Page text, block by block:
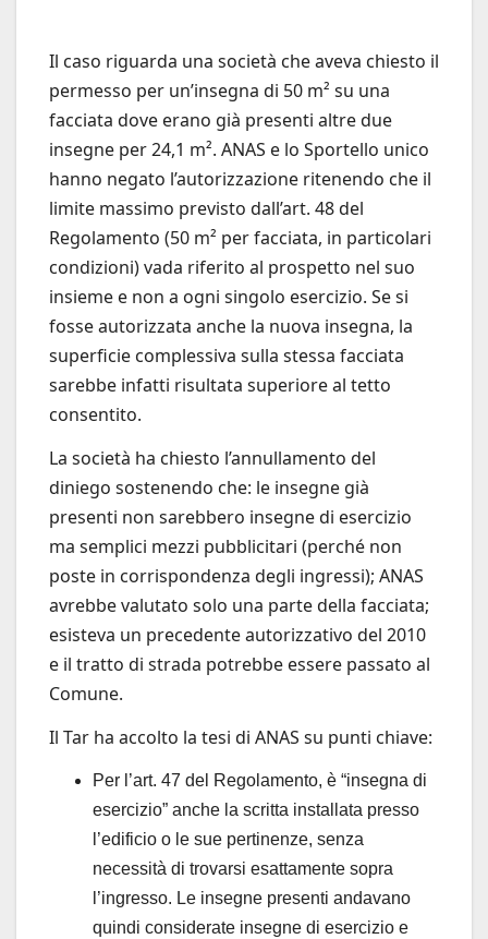
Il caso riguarda una società che aveva chiesto il
permesso per un’insegna di 50 m² su una
facciata dove erano già presenti altre due
insegne per 24,1 m². ANAS e lo Sportello unico
hanno negato l’autorizzazione ritenendo che il
limite massimo previsto dall’art. 48 del
Regolamento (50 m² per facciata, in particolari
condizioni) vada riferito al prospetto nel suo
insieme e non a ogni singolo esercizio. Se si
fosse autorizzata anche la nuova insegna, la
superficie complessiva sulla stessa facciata
sarebbe infatti risultata superiore al tetto
consentito.
La società ha chiesto l’annullamento del
diniego sostenendo che: le insegne già
presenti non sarebbero insegne di esercizio
ma semplici mezzi pubblicitari (perché non
poste in corrispondenza degli ingressi); ANAS
avrebbe valutato solo una parte della facciata;
esisteva un precedente autorizzativo del 2010
e il tratto di strada potrebbe essere passato al
Comune.
Il Tar ha accolto la tesi di ANAS su punti chiave:
Per l’art. 47 del Regolamento, è “insegna di
esercizio” anche la scritta installata presso
l’edificio o le sue pertinenze, senza
necessità di trovarsi esattamente sopra
l’ingresso. Le insegne presenti andavano
quindi considerate insegne di esercizio e